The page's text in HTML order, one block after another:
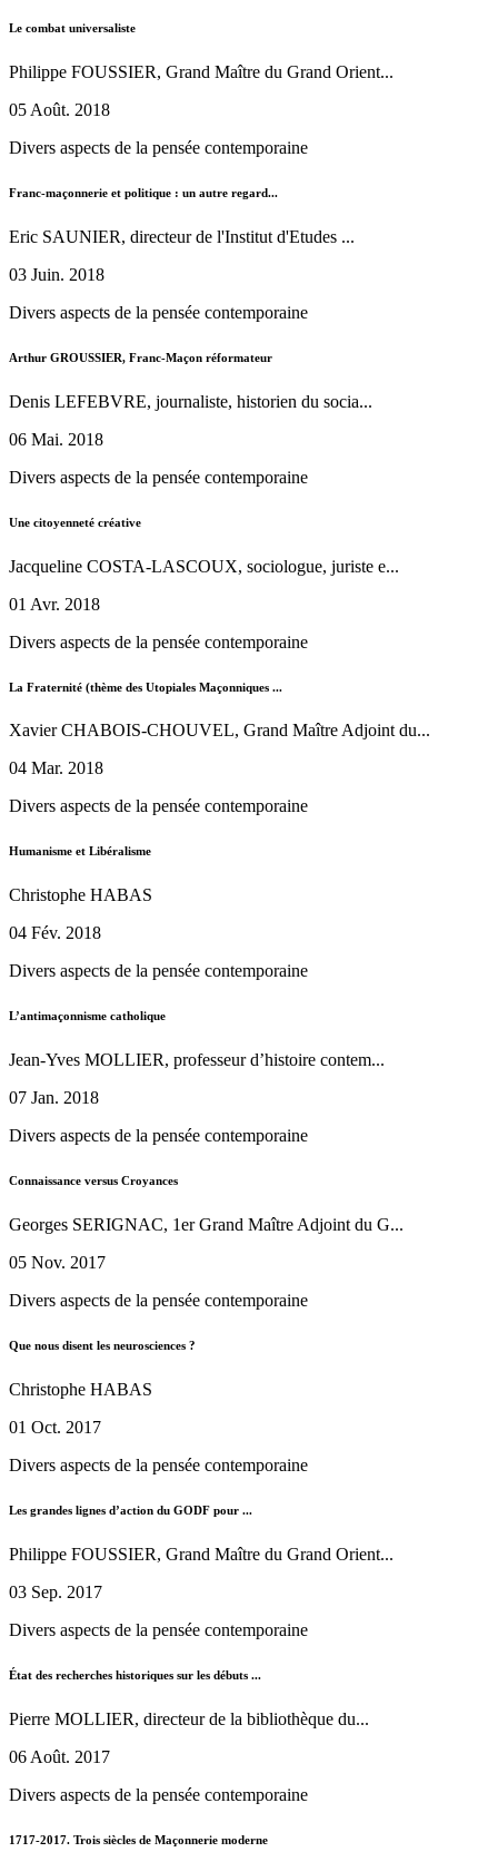
Le combat universaliste
Philippe FOUSSIER, Grand Maître du Grand Orient...
05 Août. 2018
Divers aspects de la pensée contemporaine
Franc-maçonnerie et politique : un autre regard...
Eric SAUNIER, directeur de l'Institut d'Etudes ...
03 Juin. 2018
Divers aspects de la pensée contemporaine
Arthur GROUSSIER, Franc-Maçon réformateur
Denis LEFEBVRE, journaliste, historien du socia...
06 Mai. 2018
Divers aspects de la pensée contemporaine
Une citoyenneté créative
Jacqueline COSTA-LASCOUX, sociologue, juriste e...
01 Avr. 2018
Divers aspects de la pensée contemporaine
La Fraternité (thème des Utopiales Maçonniques ...
Xavier CHABOIS-CHOUVEL, Grand Maître Adjoint du...
04 Mar. 2018
Divers aspects de la pensée contemporaine
Humanisme et Libéralisme
Christophe HABAS
04 Fév. 2018
Divers aspects de la pensée contemporaine
L’antimaçonnisme catholique
Jean-Yves MOLLIER, professeur d’histoire contem...
07 Jan. 2018
Divers aspects de la pensée contemporaine
Connaissance versus Croyances
Georges SERIGNAC, 1er Grand Maître Adjoint du G...
05 Nov. 2017
Divers aspects de la pensée contemporaine
Que nous disent les neurosciences ?
Christophe HABAS
01 Oct. 2017
Divers aspects de la pensée contemporaine
Les grandes lignes d’action du GODF pour ...
Philippe FOUSSIER, Grand Maître du Grand Orient...
03 Sep. 2017
Divers aspects de la pensée contemporaine
État des recherches historiques sur les débuts ...
Pierre MOLLIER, directeur de la bibliothèque du...
06 Août. 2017
Divers aspects de la pensée contemporaine
1717-2017. Trois siècles de Maçonnerie moderne